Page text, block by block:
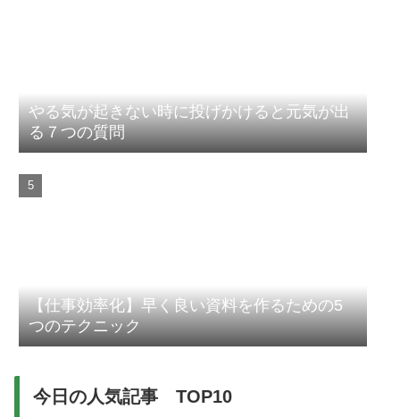
やる気が起きない時に投げかけると元気が出
る７つの質問
【仕事効率化】早く良い資料を作るための5
つのテクニック
今日の人気記事 TOP10